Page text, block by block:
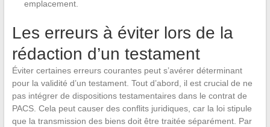
emplacement.
Les erreurs à éviter lors de la
rédaction d’un testament
Éviter certaines erreurs courantes peut s’avérer déterminant
pour la validité d’un testament. Tout d’abord, il est crucial de ne
pas intégrer de dispositions testamentaires dans le contrat de
PACS. Cela peut causer des conflits juridiques, car la loi stipule
que la transmission des biens doit être traitée séparément. Par